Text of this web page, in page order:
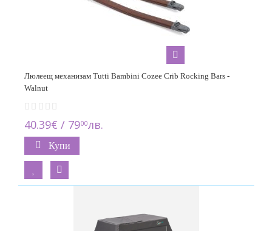
Люлеещ механизам Tutti Bambini Cozee Crib Rocking Bars -
Walnut
40.39€ / 7900лв.
Купи